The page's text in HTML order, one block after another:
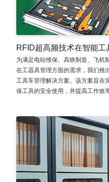
RFID超高频技术在智能工
为满足电站维保、高铁制造、飞机
在工器具管理方面的需求，我们推
工具车管理解决方案。该方案旨在
保工具的安全使用，并提高工作效率